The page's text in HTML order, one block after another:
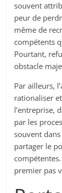
souvent
peur de
même de
compétents
Pourtant,
obstacle
Par ailleurs,
rationaliser
l’entreprise,
par les
souvent
partager le
premier pas